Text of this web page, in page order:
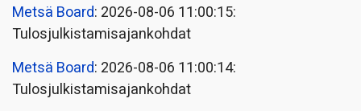
Metsä Board: 2026-08-06 11:00:15:
Tulosjulkistamisajankohdat
Metsä Board: 2026-08-06 11:00:14:
Tulosjulkistamisajankohdat